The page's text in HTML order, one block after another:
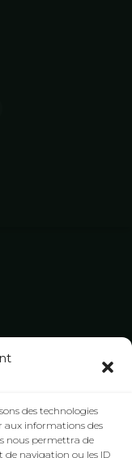
des technologies
aux informations des
nous permettra de
de navigation ou les ID
Brunet